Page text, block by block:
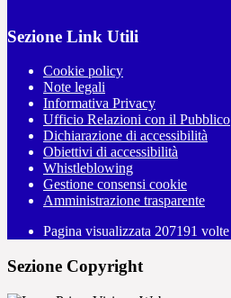
Sezione Link Utili
Cookie policy
Note legali
Informativa Privacy
Ufficio Relazioni con il Pubblico
Dichiarazione di accessibilità
Obiettivi di accessibilità
Whistleblowing
Gestione consensi cookie
Amministrazione trasparente
Pagina visualizzata 207191 volte
Sezione Copyright